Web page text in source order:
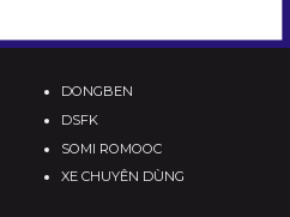
DONGBEN
DSFK
SOMI ROMOOC
XE CHUYÊN DÙNG